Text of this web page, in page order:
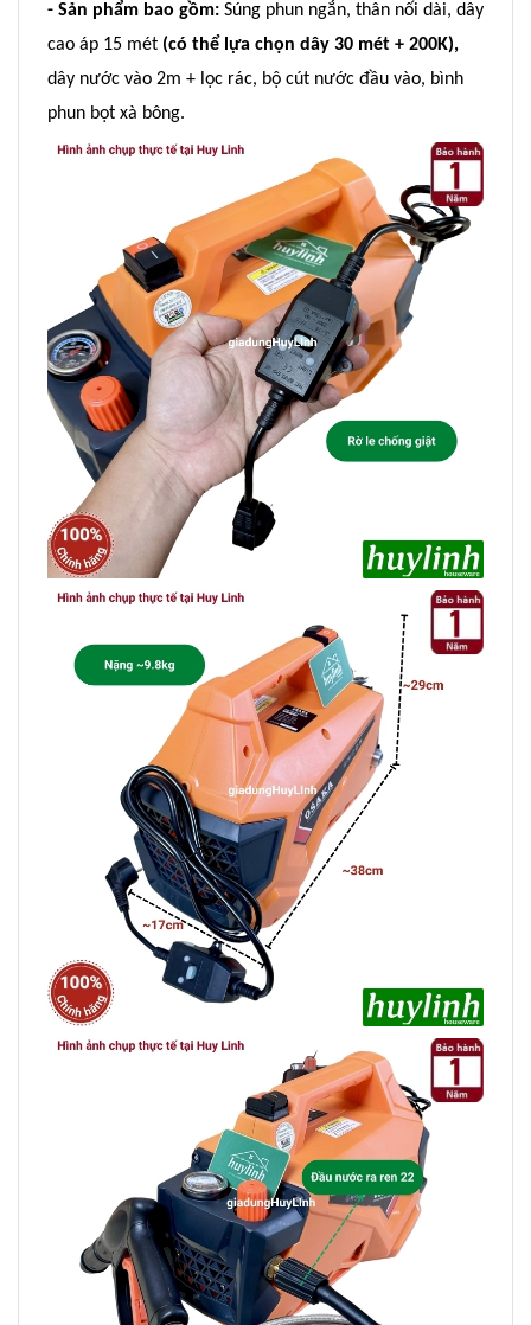
- Sản phẩm bao gồm: Súng phun ngắn, thân nối dài, dây
cao áp 15 mét (có thể lựa chọn dây 30 mét + 200K),
dây nước vào 2m + lọc rác, bộ cút nước đầu vào, bình
phun bọt xà bông.